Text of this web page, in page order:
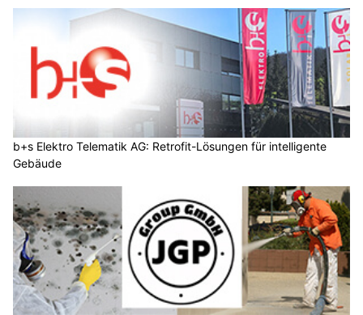
b+s Elektro Telematik AG: Retrofit-Lösungen für intelligente
Gebäude